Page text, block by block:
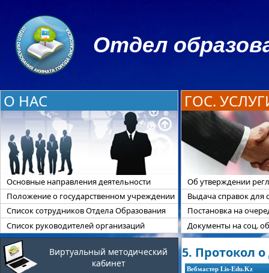
Отдел
О НАС
Основные направления деятельности
Положение о государственном учреждении
Список сотрудников Отдела Образования
Список руководителей организаций
ГОС.
Об утверждении
Выдача справок для
Постановка на
Документы на соц.
Виртуальный методический
кабинет
5. Протокол
Вебмастер Lis-Edu.Kz